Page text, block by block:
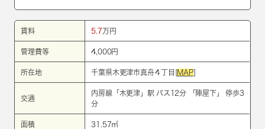
賃料 5.7 万円
管理費等 4,000円
所在地 千葉県木更津市真舟４丁目[ MAP]
交通
内房線 「 木更津」駅 バス12分 「陣屋下」 停歩3
分
面積 31.57㎡